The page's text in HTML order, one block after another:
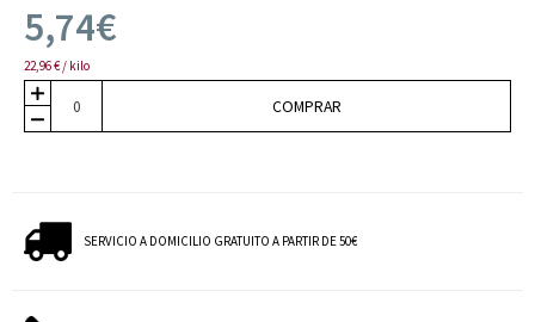
5,74€
22,96 € / kilo
COMPRAR
SERVICIO A DOMICILIO GRATUITO A PARTIR DE 50€